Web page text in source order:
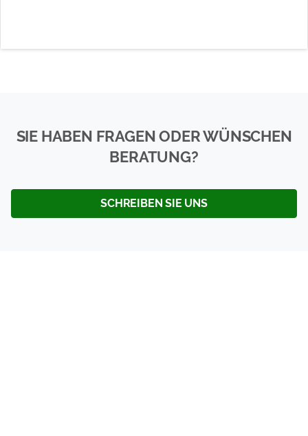
SIE HABEN FRAGEN ODER WÜNSCHEN
BERATUNG?
SCHREIBEN SIE UNS